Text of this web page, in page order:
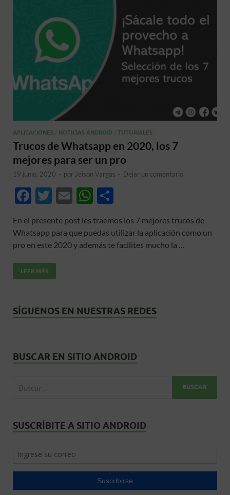
APLICACIONES NOTICIAS ANDROID TUTORIALES
Trucos de Whatsapp en 2020, los 7
mejores para ser un pro
19 junio, 2020 - por Jeison Vargas - Dejar un comentario
F
e
b
o
o
T
itt
er
E
ail
W
at
s
m
p
En el presente post les traemos los 7 mejores trucos de
Whatsapp para que puedas utilizar la aplicación como un
pro en este 2020 y además te facilites mucho la …
LEER MÁS
SÍGUENOS EN NUESTRAS REDES
BUSCAR EN SITIO ANDROID
SUSCRÍBITE A SITIO ANDROID